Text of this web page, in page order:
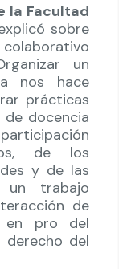
la Facultad
sobre
un
nos hace
prácticas
docencia
de los
y de las
un trabajo
de
en pro del
del